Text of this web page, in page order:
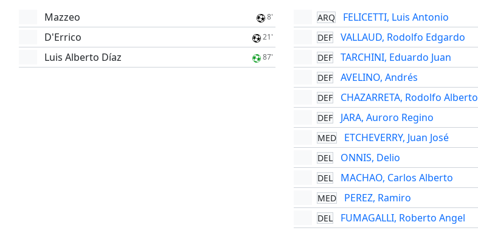
Mazzeo 8'
D'Errico 21'
Luis Alberto Díaz 87'
ARQ FELICETTI, Luis Antonio
DEF VALLAUD, Rodolfo Edgardo
DEF TARCHINI, Eduardo Juan
DEF AVELINO, Andrés
DEF CHAZARRETA, Rodolfo Alberto
DEF JARA, Auroro Regino
MED ETCHEVERRY, Juan José
DEL ONNIS, Delio
DEL MACHAO, Carlos Alberto
MED PEREZ, Ramiro
DEL FUMAGALLI, Roberto Angel